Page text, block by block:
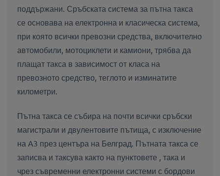
поддържани. Сръбската система за пътна такса
се основава на електронна и класическа система,
при която всички превозни средства, включително
автомобили, мотоциклети и камиони, трябва да
плащат такса в зависимост от класа на
превозното средство, теглото и изминатите
километри.
Пътна такса се събира на почти всички сръбски
магистрали и двулентовите пътища, с изключение
на A3 през центъра на Белград. Пътната такса се
записва и таксува както на пунктовете , така и
чрез съвременни електронни системи с бордови